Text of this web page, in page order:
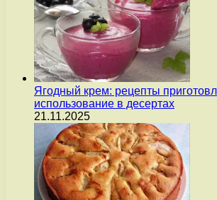
Ягодный крем: рецепты
использование в десертах
21.11.2025